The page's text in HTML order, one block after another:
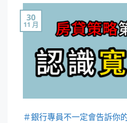
30
11 月
＃銀行專員不一定會告訴你